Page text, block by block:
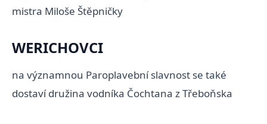
mistra Miloše Štěpničky
WERICHOVCI
na významnou Paroplavební slavnost se také
dostaví družina vodníka Čochtana z Třeboňska